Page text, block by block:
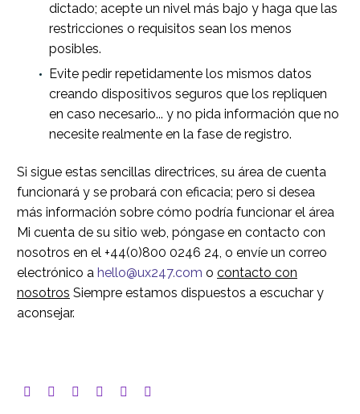
dictado; acepte un nivel más bajo y haga que las
restricciones o requisitos sean los menos
posibles.
Evite pedir repetidamente los mismos datos
creando dispositivos seguros que los repliquen
en caso necesario... y no pida información que no
necesite realmente en la fase de registro.
Si sigue estas sencillas directrices, su área de cuenta
funcionará y se probará con eficacia; pero si desea
más información sobre cómo podría funcionar el área
Mi cuenta de su sitio web, póngase en contacto con
nosotros en el +44(0)800 0246 24, o envíe un correo
electrónico a hello@ux247.com o contacto con
nosotros Siempre estamos dispuestos a escuchar y
aconsejar.